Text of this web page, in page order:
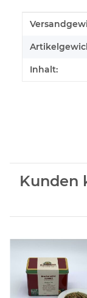
Wert
Inhalt:
Kunden